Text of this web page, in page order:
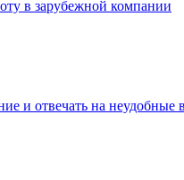
в зарубежной компании
и отвечать на неудобные